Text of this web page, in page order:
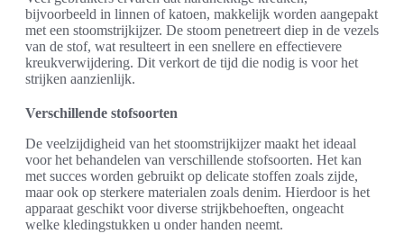
bijvoorbeeld in linnen of katoen, makkelijk worden aangepakt
met een stoomstrijkijzer. De stoom penetreert diep in de vezels
van de stof, wat resulteert in een snellere en effectievere
kreukverwijdering. Dit verkort de tijd die nodig is voor het
strijken aanzienlijk.
Verschillende stofsoorten
De veelzijdigheid van het stoomstrijkijzer maakt het ideaal
voor het behandelen van verschillende stofsoorten. Het kan
met succes worden gebruikt op delicate stoffen zoals zijde,
maar ook op sterkere materialen zoals denim. Hierdoor is het
apparaat geschikt voor diverse strijkbehoeften, ongeacht
welke kledingstukken u onder handen neemt.